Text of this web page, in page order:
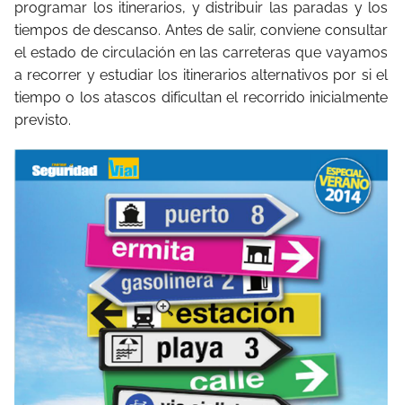
programar los itinerarios, y distribuir las paradas y los
tiempos de descanso. Antes de salir, conviene consultar
el estado de circulación en las carreteras que vayamos
a recorrer y estudiar los itinerarios alternativos por si el
tiempo o los atascos dificultan el recorrido inicialmente
previsto.